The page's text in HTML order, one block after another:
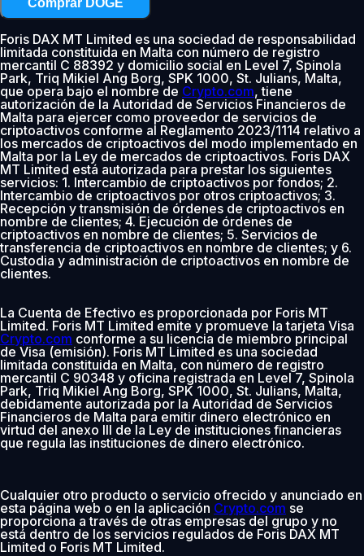
Foris DAX MT Limited es una sociedad de responsabilidad
limitada constituida en Malta con número de registro
mercantil C 88392 y domicilio social en Level 7, Spinola
Park, Triq Mikiel Ang Borg, SPK 1000, St. Julians, Malta,
que opera bajo el nombre de Crypto.com, tiene
autorización de la Autoridad de Servicios Financieros de
Malta para ejercer como proveedor de servicios de
criptoactivos conforme al Reglamento 2023/1114 relativo a
los mercados de criptoactivos del modo implementado en
Malta por la Ley de mercados de criptoactivos. Foris DAX
MT Limited está autorizada para prestar los siguientes
servicios: 1. Intercambio de criptoactivos por fondos; 2.
Intercambio de criptoactivos por otros criptoactivos; 3.
Recepción y transmisión de órdenes de criptoactivos en
nombre de clientes; 4. Ejecución de órdenes de
criptoactivos en nombre de clientes; 5. Servicios de
transferencia de criptoactivos en nombre de clientes; y 6.
Custodia y administración de criptoactivos en nombre de
clientes.
La Cuenta de Efectivo es proporcionada por Foris MT
Limited. Foris MT Limited emite y promueve la tarjeta Visa
Crypto.com conforme a su licencia de miembro principal
de Visa (emisión). Foris MT Limited es una sociedad
limitada constituida en Malta, con número de registro
mercantil C 90348 y oficina registrada en Level 7, Spinola
Park, Triq Mikiel Ang Borg, SPK 1000, St. Julians, Malta,
debidamente autorizada por la Autoridad de Servicios
Financieros de Malta para emitir dinero electrónico en
virtud del anexo III de la Ley de instituciones financieras
que regula las instituciones de dinero electrónico.
Cualquier otro producto o servicio ofrecido y anunciado en
esta página web o en la aplicación Crypto.com se
proporciona a través de otras empresas del grupo y no
está dentro de los servicios regulados de Foris DAX MT
Limited o Foris MT Limited.